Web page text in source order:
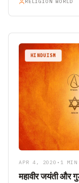
HINDUISM
APR 4, 2020 • 1 MIN
महावीर जयंती और